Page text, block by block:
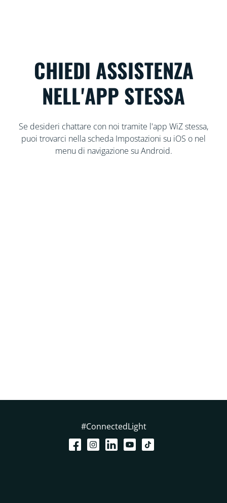
CHIEDI ASSISTENZA
NELL'APP STESSA
Se desideri chattare con noi tramite l'app WiZ stessa,
puoi trovarci nella scheda Impostazioni su iOS o nel
menu di navigazione su Android.
#ConnectedLight